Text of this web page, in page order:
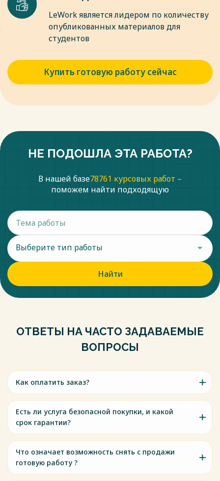
Весь текст будет доступен
LeWork является лидером по количеству
опубликованных материалов для
студентов
Купить готовую работу сейчас
НЕ ПОДОШЛА ЭТА РАБОТА?
В нашей базе78761 курсовых работ –
поможем найти подходящую
Выберите тип работы
Найти
ОТВЕТЫ НА ЧАСТО ЗАДАВАЕМЫЕ
ВОПРОСЫ
Как оплатить заказ?
Есть ли услуга безопасной покупки, и какой
срок гарантии?
Что означает возможность снять с продажи
готовую работу ?